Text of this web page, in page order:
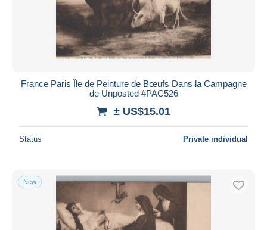
France Paris Île de Peinture de Bœufs Dans la Campagne
de Unposted #PAC526
± US$15.01
Status Private individual
New